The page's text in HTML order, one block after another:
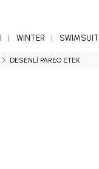
WİNTER SWIMSUIT
DESENLİ PAREO ETEK